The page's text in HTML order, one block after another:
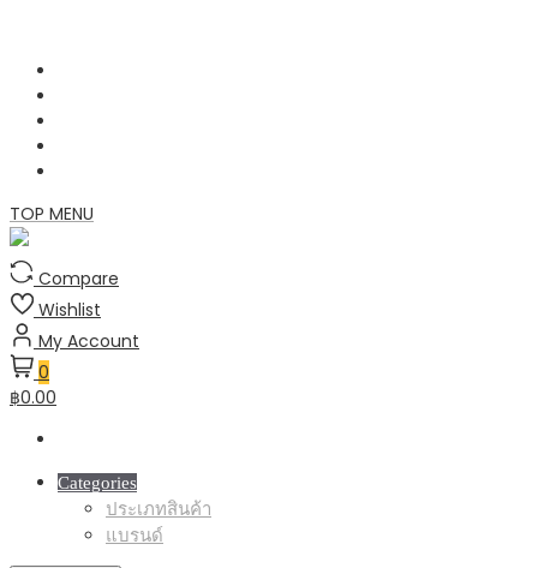
Skip
content
TOP MENU
Compare
Wishlist
My Account
0
฿0.00
Categories
ประเภทสินค้า
แบรนด์